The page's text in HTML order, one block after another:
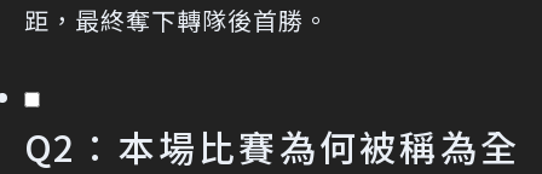
距，最終奪下轉隊後首勝。
Q2：本場比賽為何被稱為全